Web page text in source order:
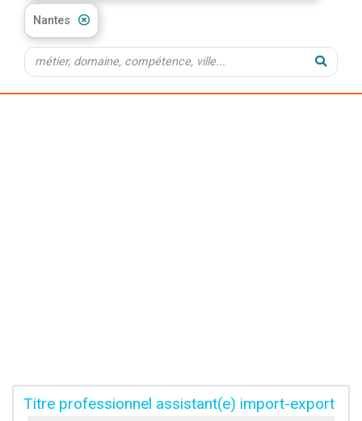
Nantes
Titre professionnel assistant(e) import-export